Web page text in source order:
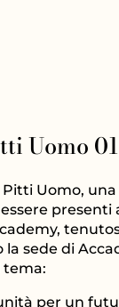
Uomo
Pitti Uomo,
presenti
la sede di
tema:
per un